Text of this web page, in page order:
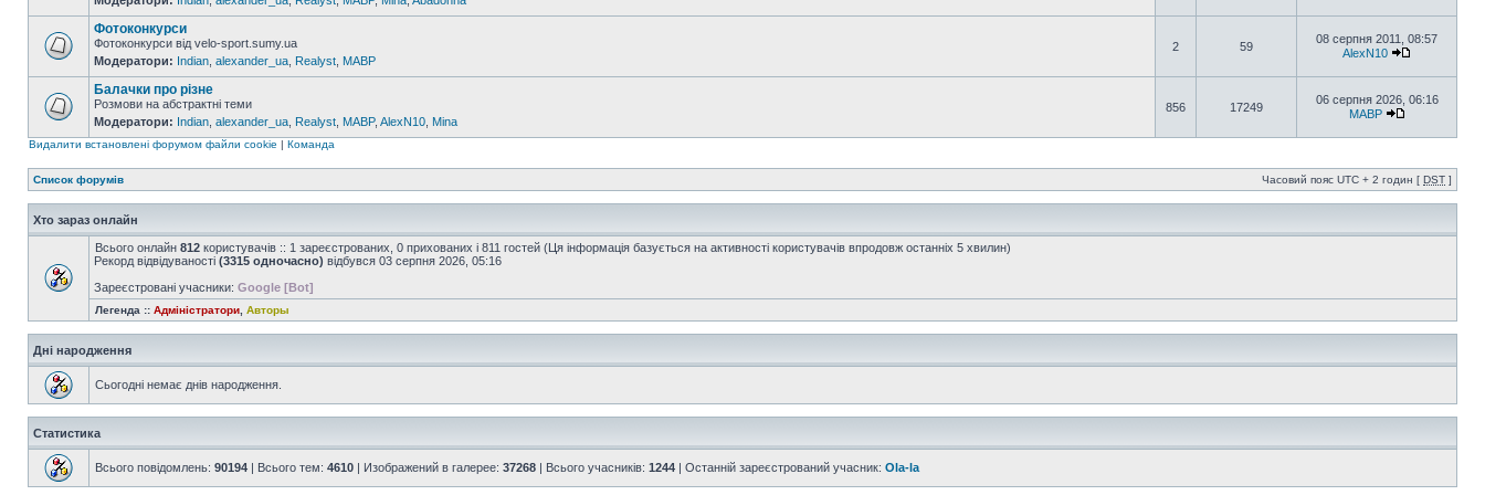
Фотоконкурси
Фотоконкурси від velo-sport.sumy.ua
Модератори: Indian alexander_ua Realyst MABP
2 59
08 серпня 2011, 08:57
AlexN10
Балачки про різне
Розмови на абстрактні теми
Модератори: Indian alexander_ua Realyst MABP, AlexN10 Mina
856 17249
06 серпня 2026, 06:16
MABP
Видалити встановлені форумом файли cookie | Команда
Список форумів Часовий пояс UTC + 2 годин [ DST ]
Хто зараз онлайн
Всього онлайн 812 користувачів :: 1 зареєстрованих, 0 прихованих і 811 гостей (Ця інформація базується на активності користувачів впродовж останніх 5 хвилин)
Рекорд відвідуваності (3315 одночасно) відбувся 03 серпня 2026, 05:16
Зареєстровані учасники: Google [Bot]
Легенда :: Адміністратори Авторы
Дні народження
Сьогодні немає днів народження.
Статистика
Всього повідомлень: 90194 | Всього тем: 4610 | Изображений в галерее: 37268 | Всього учасників: 1244 | Останній зареєстрований учасник: Ola-la